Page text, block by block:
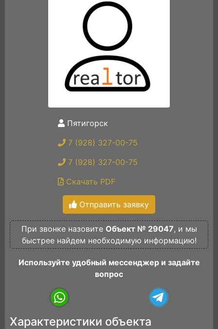
Пятигорск
7 (928) 327-00-75
7 (928) 327-00-75
Скачать PDF
Отправить заявку
При звонке назовите Объект № 29047, и мы
быстрее найдем необходимую информацию!
Используйте удобный мессенджер и задайте
вопрос
Характеристики объекта